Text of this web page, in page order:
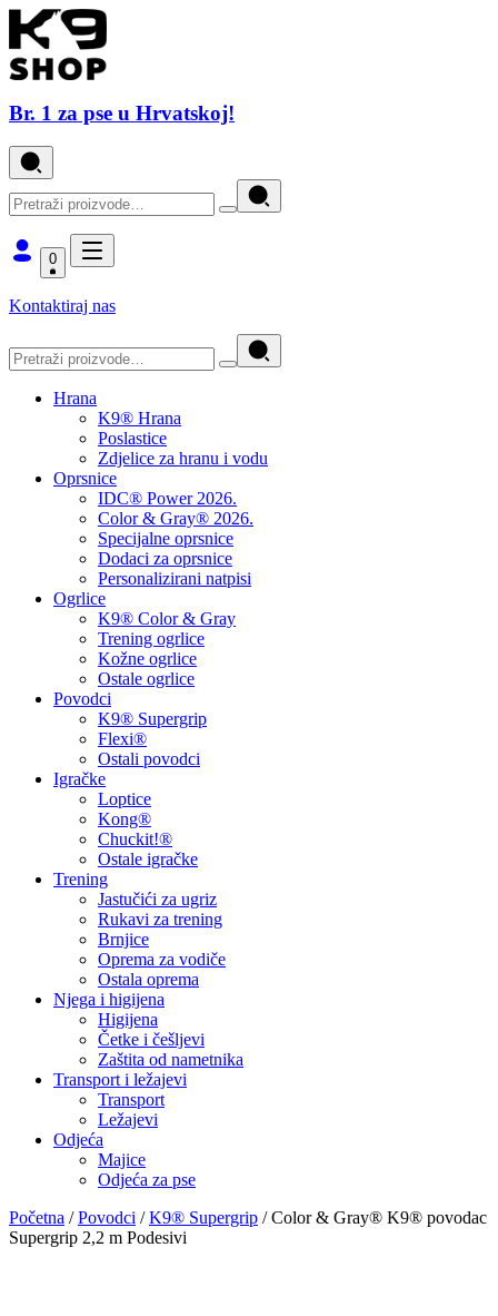
Br. 1 za pse u Hrvatskoj!
0
Kontaktiraj nas
Hrana
K9® Hrana
Poslastice
Zdjelice za hranu i vodu
Oprsnice
IDC® Power 2026.
Color & Gray® 2026.
Specijalne oprsnice
Dodaci za oprsnice
Personalizirani natpisi
Ogrlice
K9® Color & Gray
Trening ogrlice
Kožne ogrlice
Ostale ogrlice
Povodci
K9® Supergrip
Flexi®
Ostali povodci
Igračke
Loptice
Kong®
Chuckit!®
Ostale igračke
Trening
Jastučići za ugriz
Rukavi za trening
Brnjice
Oprema za vodiče
Ostala oprema
Njega i higijena
Higijena
Četke i češljevi
Zaštita od nametnika
Transport i ležajevi
Transport
Ležajevi
Odjeća
Majice
Odjeća za pse
Početna /Povodci /K9® Supergrip / Color & Gray® K9® povodac
Supergrip 2,2 m Podesivi